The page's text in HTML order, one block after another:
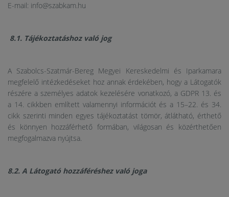
E-mail: info@szabkam.hu
8.1. Tájékoztatáshoz való jog
A Szabolcs-Szatmár-Bereg Megyei Kereskedelmi és Iparkamara
megfelelő intézkedéseket hoz annak érdekében, hogy a Látogatók
részére a személyes adatok kezelésére vonatkozó, a GDPR 13. és
a 14. cikkben említett valamennyi információt és a 15–22. és 34.
cikk szerinti minden egyes tájékoztatást tömör, átlátható, érthető
és könnyen hozzáférhető formában, világosan és közérthetően
megfogalmazva nyújtsa.
8.2. A Látogató hozzáféréshez való joga